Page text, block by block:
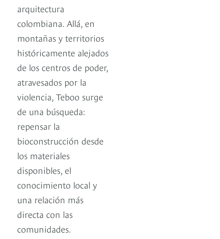
arquitectura
colombiana. Allá, en
montañas y territorios
históricamente alejados
de los centros de poder,
atravesados por la
violencia, Teboo surge
de una búsqueda:
repensar la
bioconstrucción desde
los materiales
disponibles, el
conocimiento local y
una relación más
directa con las
comunidades.